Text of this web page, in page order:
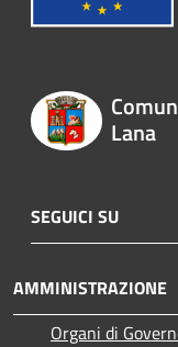
Lana
SEGUICI SU
AMMINISTRAZIONE
Organi di